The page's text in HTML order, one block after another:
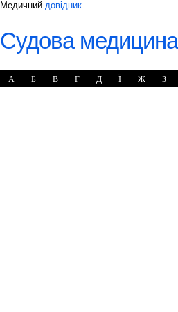
Медичнийдовідник
Судова медицина
А Б В Г Д Ї Ж З